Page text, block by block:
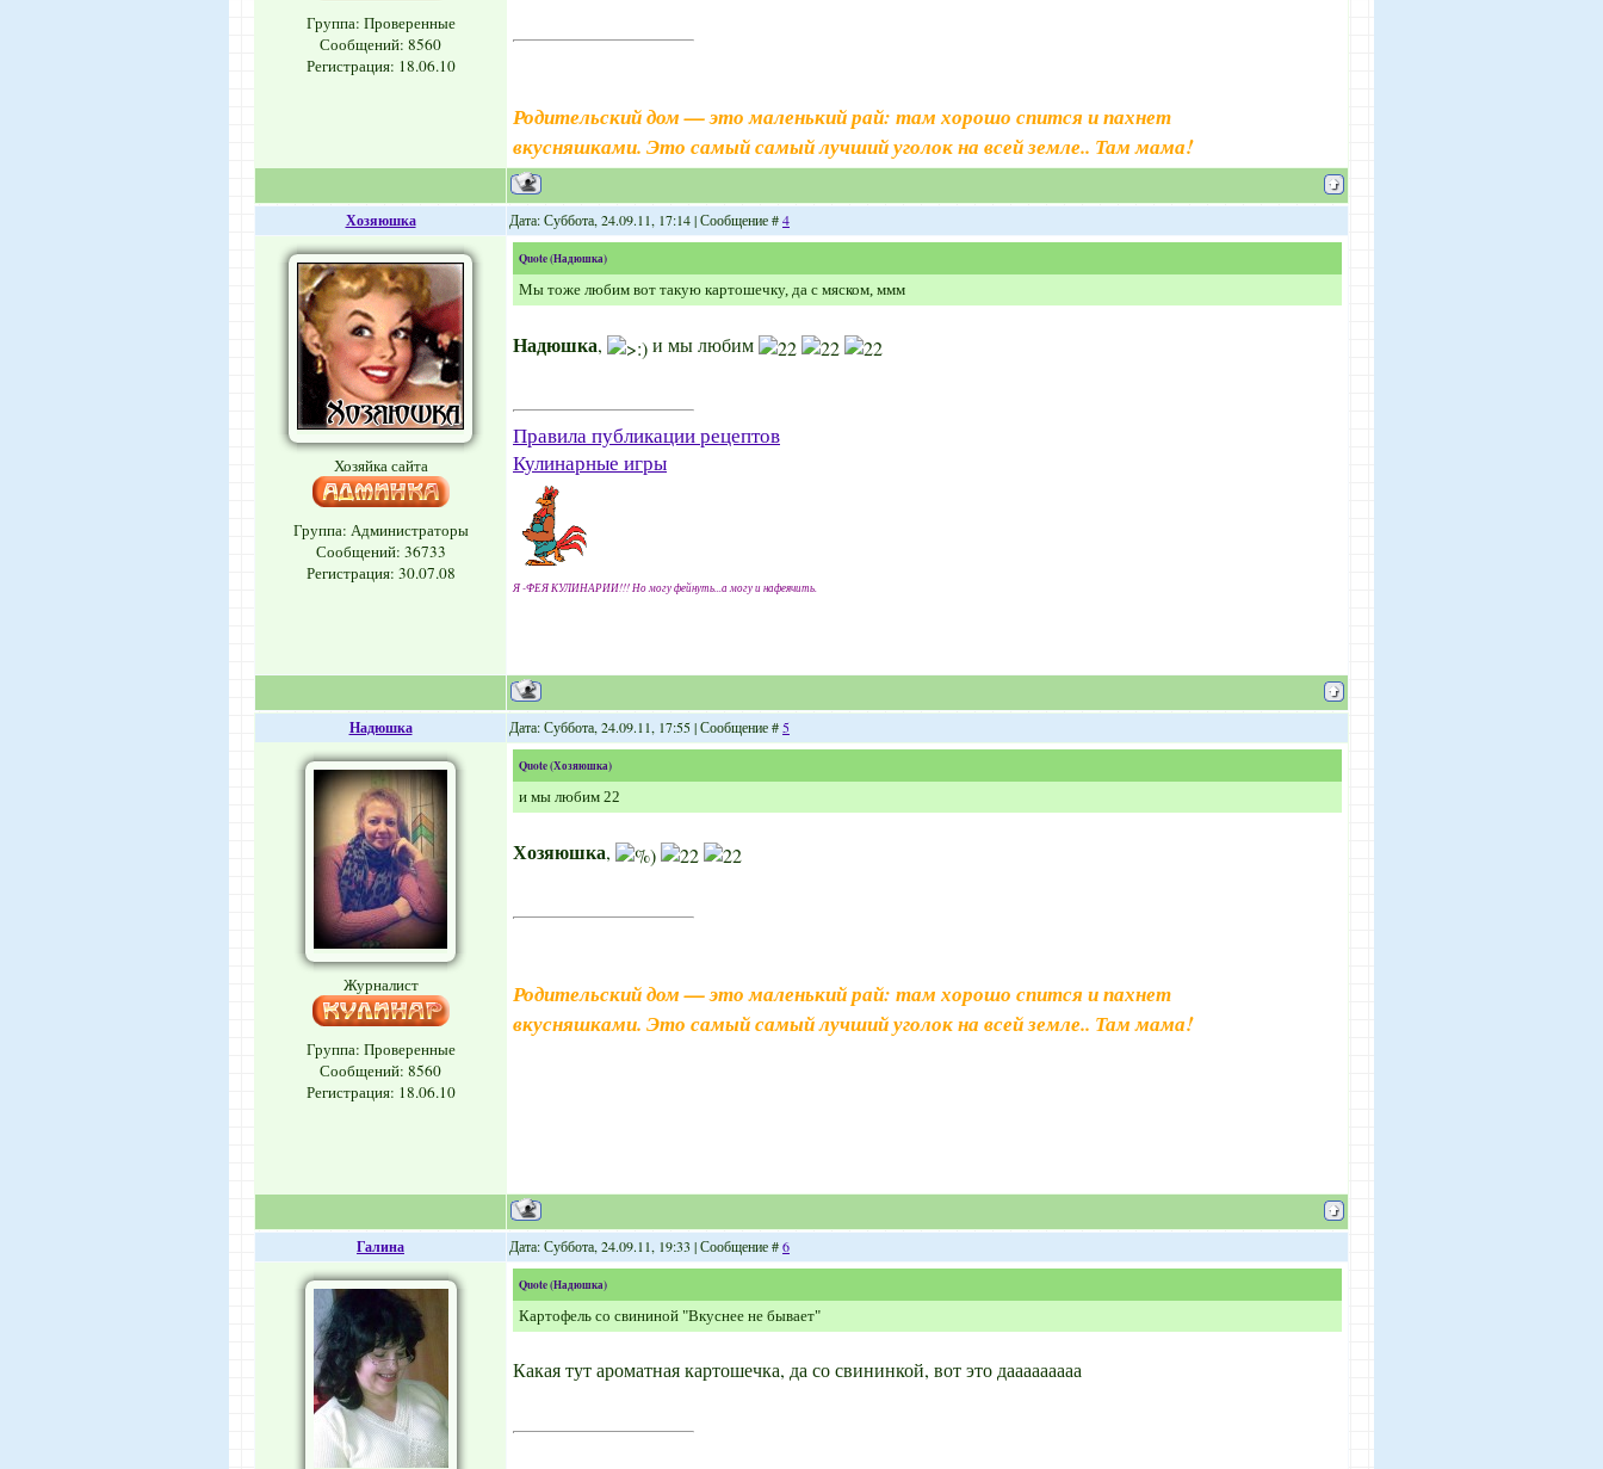
Группа: Проверенные
Сообщений: 8560
Регистрация: 18.06.10
Родительский дом — это маленький рай: там хорошо спится и пахнет
вкусняшками. Это самый самый лучший уголок на всей земле.. Там мама!
Хозяюшка Дата: Суббота, 24.09.11, 17:14 | Сообщение #4
Хозяйка сайта
Группа: Администраторы
Сообщений: 36733
Регистрация: 30.07.08
Quote(Надюшка)
Мы тоже любим вот такую картошечку, да с мяском, ммм
Надюшка, и мы любим
Правила публикации рецептов
Кулинарные игры
Я -ФЕЯ КУЛИНАРИИ!!! Но могу фейнуть...а могу и нафеячить.
Надюшка Дата: Суббота, 24.09.11, 17:55 | Сообщение # 5
Журналист
Группа: Проверенные
Сообщений: 8560
Регистрация: 18.06.10
Quote(Хозяюшка)
и мы любим 22
Хозяюшка,
Родительский дом — это маленький рай: там хорошо спится и пахнет
вкусняшками. Это самый самый лучший уголок на всей земле.. Там мама!
Галина Дата: Суббота, 24.09.11, 19:33 | Сообщение #6
Quote(Надюшка)
Картофель со свининой "Вкуснее не бывает"
Какая тут ароматная картошечка, да со свининкой, вот это дааааааааа